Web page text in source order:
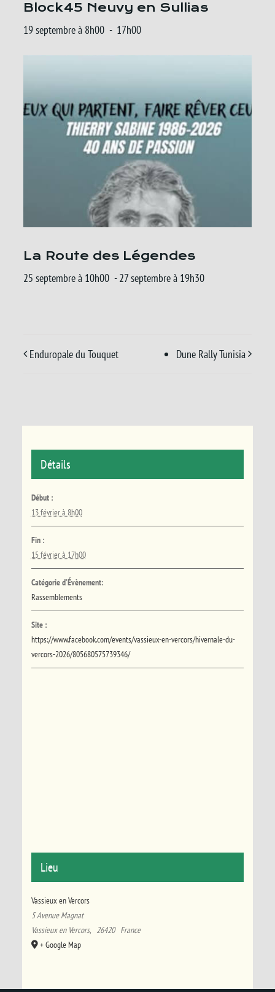
Block45 Neuvy en Sullias
19 septembre à 8h00 - 17h00
La Route des Légendes
25 septembre à 10h00 -27 septembre à 19h30
Enduropale du Touquet Dune Rally Tunisia
Détails
Début :
13 février à 8h00
Fin :
15 février à 17h00
Catégorie d’Évènement:
Rassemblements
Site :
https://www.facebook.com/events/vassieux-en-vercors/hivernale-du-
vercors-2026/805680575739346/
Lieu
Vassieux en Vercors
5 Avenue Magnat
Vassieux en Vercors, 26420 France
+ Google Map